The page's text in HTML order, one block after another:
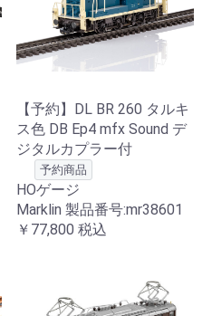
【予約】DL BR 260 タルキ
ス色 DB Ep4 mfx Sound デ
ジタルカプラー付
予約商品
HOゲージ
Marklin 製品番号:mr38601
￥77,800 税込